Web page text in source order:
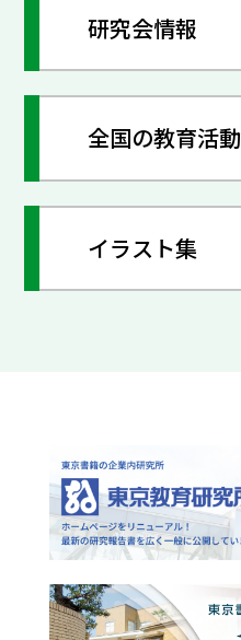
研究会情報
全国の教育活動
イラスト集